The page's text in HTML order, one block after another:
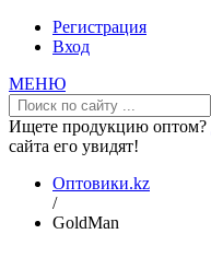
Регистрация
Вход
МЕНЮ
Ищете продукцию оптом?
сайта его увидят!
Оптовики.kz
/
GoldMan